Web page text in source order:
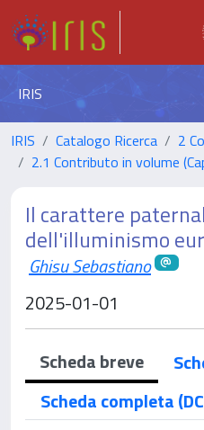
IRIS
IRIS Catalogo Ricerca
2
2.1 Contributo in volume
Il carattere
dell'illuminismo
Ghisu Sebastiano
2025-01-01
Scheda breve
Scheda completa